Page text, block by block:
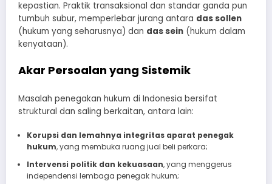
kepastian. Praktik transaksional dan standar ganda pun
tumbuh subur, memperlebar jurang antara das sollen
(hukum yang seharusnya) dan das sein (hukum dalam
kenyataan).
Akar Persoalan yang Sistemik
Masalah penegakan hukum di Indonesia bersifat
struktural dan saling berkaitan, antara lain:
Korupsi dan lemahnya integritas aparat penegak
hukum, yang membuka ruang jual beli perkara;
Intervensi politik dan kekuasaan, yang menggerus
independensi lembaga penegak hukum;